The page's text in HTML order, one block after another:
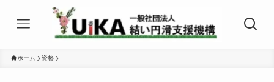
ホーム 資格